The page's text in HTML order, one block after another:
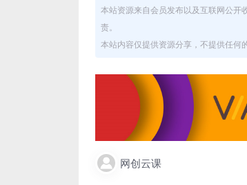
本站资源来自会员发布以及互联网公开
责。
本站内容仅提供资源分享，不提供任
网创云课